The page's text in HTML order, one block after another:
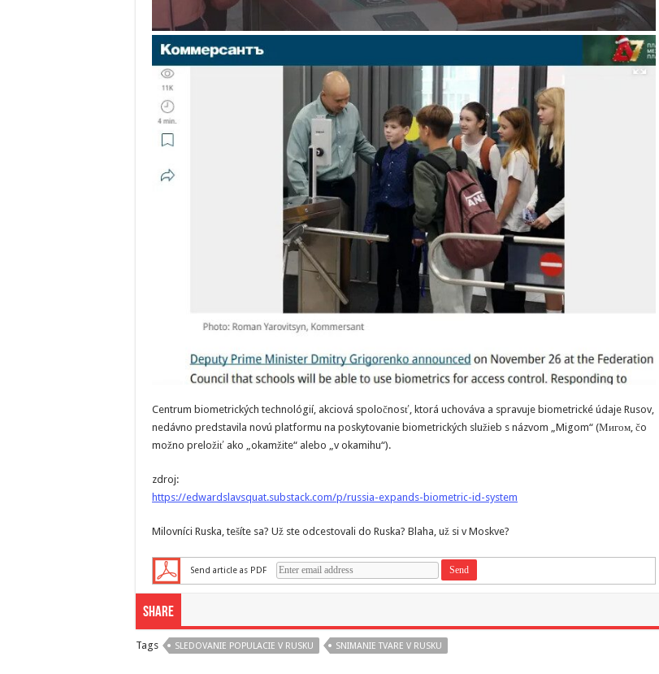
Centrum biometrických technológií, akciová spoločnosť, ktorá uchováva a spravuje biometrické údaje Rusov,
nedávno predstavila novú platformu na poskytovanie biometrických služieb s názvom „Migom“ (Мигом, čo
možno preložiť ako „okamžite“ alebo „v okamihu“).
zdroj:
https://edwardslavsquat.substack.com/p/russia-expands-biometric-id-system
Milovníci Ruska, tešíte sa? Už ste odcestovali do Ruska? Blaha, už si v Moskve?
Send article as PDF
Share
Tags SLEDOVANIE POPULACIE V RUSKU SNIMANIE TVARE V RUSKU